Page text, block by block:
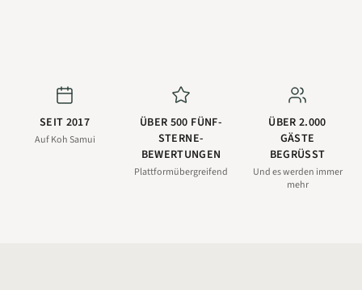
SEIT 2017
Auf Koh Samui
ÜBER 500 FÜNF-
STERNE-
BEWERTUNGEN
Plattformübergreifend
ÜBER 2.000
GÄSTE
BEGRÜSST
Und es werden immer
mehr